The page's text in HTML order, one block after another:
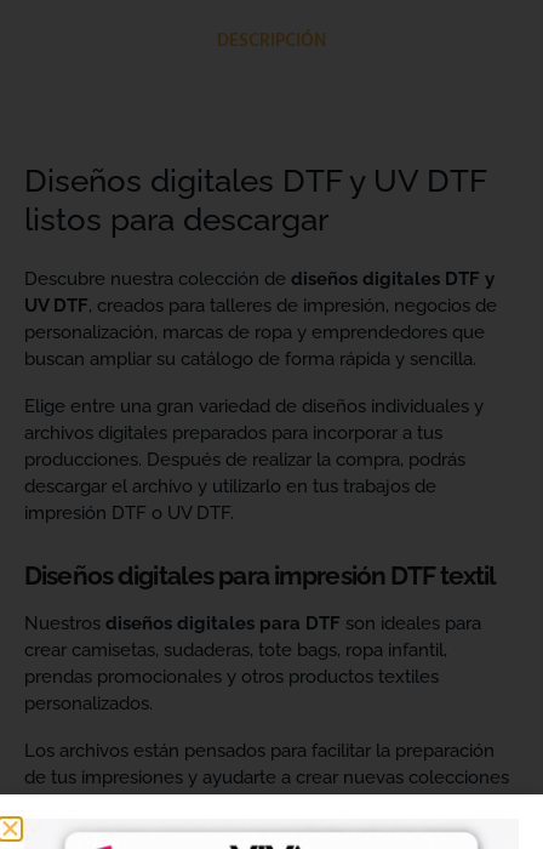
DESCRIPCIÓN
Diseños digitales DTF y UV DTF
listos para descargar
Descubre nuestra colección de diseños digitales DTF y
UV DTF, creados para talleres de impresión, negocios de
personalización, marcas de ropa y emprendedores que
buscan ampliar su catálogo de forma rápida y sencilla.
Elige entre una gran variedad de diseños individuales y
archivos digitales preparados para incorporar a tus
producciones. Después de realizar la compra, podrás
descargar el archivo y utilizarlo en tus trabajos de
impresión DTF o UV DTF.
Diseños digitales para impresión DTF textil
Nuestros diseños digitales para DTF son ideales para
crear camisetas, sudaderas, tote bags, ropa infantil,
prendas promocionales y otros productos textiles
personalizados.
Los archivos están pensados para facilitar la preparación
de tus impresiones y ayudarte a crear nuevas colecciones
tendrás que adaptar el tamaño a tus necesidades, preparar